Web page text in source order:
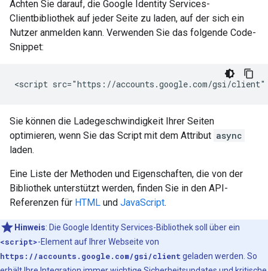
Achten Sie darauf, die Google Identity Services-
Clientbibliothek auf jeder Seite zu laden, auf der sich ein
Nutzer anmelden kann. Verwenden Sie das folgende Code-
Snippet:
Sie können die Ladegeschwindigkeit Ihrer Seiten
optimieren, wenn Sie das Script mit dem Attribut async
laden.
Eine Liste der Methoden und Eigenschaften, die von der
Bibliothek unterstützt werden, finden Sie in den API-
Referenzen für HTML und JavaScript.
Hinweis: Die Google Identity Services-Bibliothek soll über ein
<script>-Element auf Ihrer Webseite von
https://accounts.google.com/gsi/client geladen werden. So